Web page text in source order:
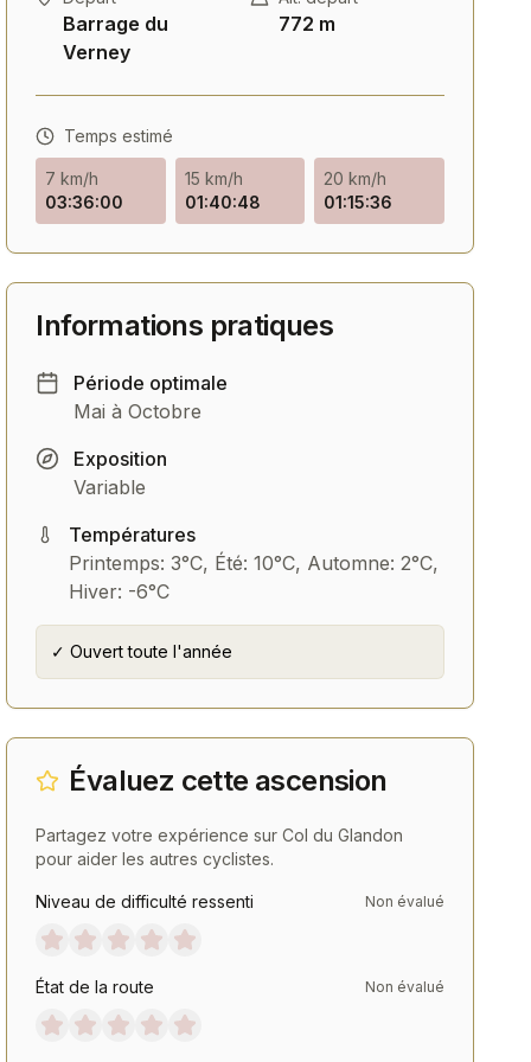
Lunettes Oakley Sutro Lite
Sweep
Voir
Chaussures Route
Tempo
Voir
Barrage du
Verney
772 m
Temps estimé
7 km/h
03:36:00
15 km/h
01:40:48
20 km/h
01:15:36
Informations pratiques
Période optimale
Mai à Octobre
Exposition
Variable
Températures
Printemps: 3°C, Été: 10°C, Automne: 2°C,
Hiver: -6°C
✓ Ouvert toute l'année
Évaluez cette ascension
Partagez votre expérience surCol du Glandon
pour aider les autres cyclistes.
Niveau de difficulté ressenti Non évalué
État de la route Non évalué